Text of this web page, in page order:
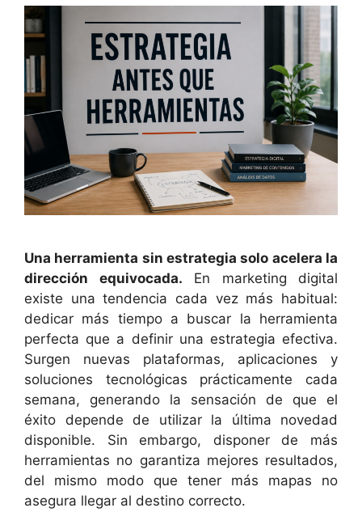
Una herramienta sin estrategia solo acelera la
dirección equivocada. En marketing digital
existe una tendencia cada vez más habitual:
dedicar más tiempo a buscar la herramienta
perfecta que a definir una estrategia efectiva.
Surgen nuevas plataformas, aplicaciones y
soluciones tecnológicas prácticamente cada
semana, generando la sensación de que el
éxito depende de utilizar la última novedad
disponible. Sin embargo, disponer de más
herramientas no garantiza mejores resultados,
del mismo modo que tener más mapas no
asegura llegar al destino correcto.